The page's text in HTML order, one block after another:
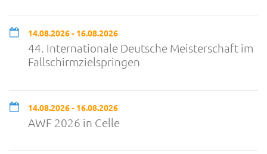
14.08.2026 - 16.08.2026
44. Internationale Deutsche Meisterschaft im
Fallschirmzielspringen
14.08.2026 - 16.08.2026
AWF 2026 in Celle